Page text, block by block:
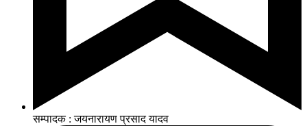
सम्पादक : जयनारायण प्रसाद यादव